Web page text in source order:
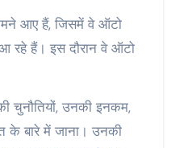
आए हैं, जिसमें वे ऑटो
रहे हैं। इस दौरान वे ऑटो
चुनौतियों, उनकी इनकम,
के बारे में जाना। उनकी